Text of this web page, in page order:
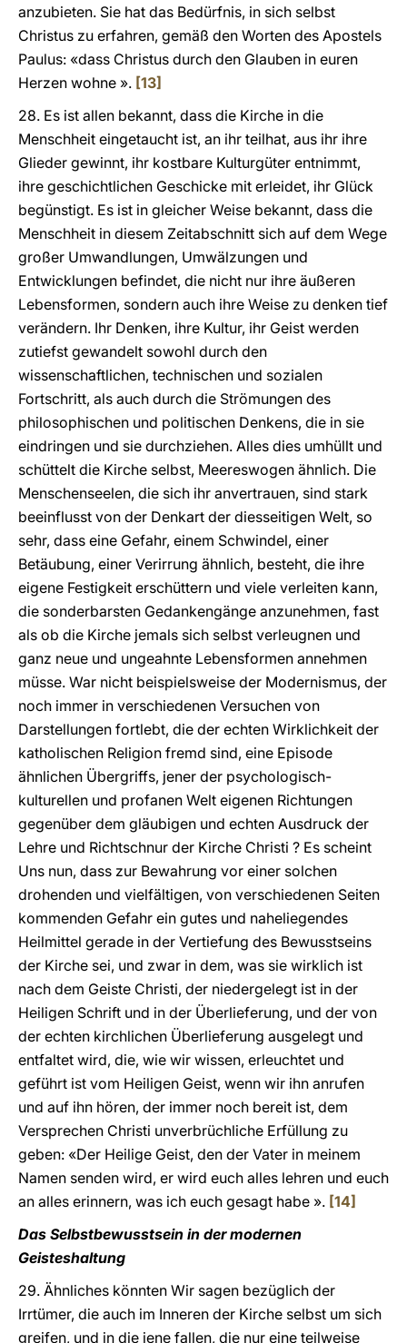
anzubieten. Sie hat das Bedürfnis, in sich selbst
Christus zu erfahren, gemäß den Worten des Apostels
Paulus: «dass Christus durch den Glauben in euren
Herzen wohne ». [13]
28. Es ist allen bekannt, dass die Kirche in die
Menschheit eingetaucht ist, an ihr teilhat, aus ihr ihre
Glieder gewinnt, ihr kostbare Kulturgüter entnimmt,
ihre geschichtlichen Geschicke mit erleidet, ihr Glück
begünstigt. Es ist in gleicher Weise bekannt, dass die
Menschheit in diesem Zeitabschnitt sich auf dem Wege
großer Umwandlungen, Umwälzungen und
Entwicklungen befindet, die nicht nur ihre äußeren
Lebensformen, sondern auch ihre Weise zu denken tief
verändern. Ihr Denken, ihre Kultur, ihr Geist werden
zutiefst gewandelt sowohl durch den
wissenschaftlichen, technischen und sozialen
Fortschritt, als auch durch die Strömungen des
philosophischen und politischen Denkens, die in sie
eindringen und sie durchziehen. Alles dies umhüllt und
schüttelt die Kirche selbst, Meereswogen ähnlich. Die
Menschenseelen, die sich ihr anvertrauen, sind stark
beeinflusst von der Denkart der diesseitigen Welt, so
sehr, dass eine Gefahr, einem Schwindel, einer
Betäubung, einer Verirrung ähnlich, besteht, die ihre
eigene Festigkeit erschüttern und viele verleiten kann,
die sonderbarsten Gedankengänge anzunehmen, fast
als ob die Kirche jemals sich selbst verleugnen und
ganz neue und ungeahnte Lebensformen annehmen
müsse. War nicht beispielsweise der Modernismus, der
noch immer in verschiedenen Versuchen von
Darstellungen fortlebt, die der echten Wirklichkeit der
katholischen Religion fremd sind, eine Episode
ähnlichen Übergriffs, jener der psychologisch-
kulturellen und profanen Welt eigenen Richtungen
gegenüber dem gläubigen und echten Ausdruck der
Lehre und Richtschnur der Kirche Christi ? Es scheint
Uns nun, dass zur Bewahrung vor einer solchen
drohenden und vielfältigen, von verschiedenen Seiten
kommenden Gefahr ein gutes und naheliegendes
Heilmittel gerade in der Vertiefung des Bewusstseins
der Kirche sei, und zwar in dem, was sie wirklich ist
nach dem Geiste Christi, der niedergelegt ist in der
Heiligen Schrift und in der Überlieferung, und der von
der echten kirchlichen Überlieferung ausgelegt und
entfaltet wird, die, wie wir wissen, erleuchtet und
geführt ist vom Heiligen Geist, wenn wir ihn anrufen
und auf ihn hören, der immer noch bereit ist, dem
Versprechen Christi unverbrüchliche Erfüllung zu
geben: «Der Heilige Geist, den der Vater in meinem
Namen senden wird, er wird euch alles lehren und euch
an alles erinnern, was ich euch gesagt habe ». [14]
Das Selbstbewusstsein in der modernen
Geisteshaltung
29. Ähnliches könnten Wir sagen bezüglich der
Irrtümer, die auch im Inneren der Kirche selbst um sich
greifen, und in die jene fallen, die nur eine teilweise